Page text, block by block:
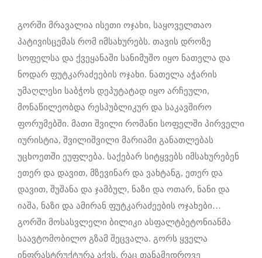
გორში მრავალია ისეთი ოჯახი, საყოველთაო
პატივისცემას რომ იმსახურებს. თავის დროზე
სოფელსა და ქვეყანაში სანიმუშო იყო ნათელა და
ნოდარ ფუტკარაძეების ოჯახი. ნათელა აჭარის
უმაღლესი საბჭოს დეპუტატად იყო არჩეული,
მონაწილეობდა რესპუბლიკურ და საკავშირო
ფორუმებში. მათი შვილი რომანი სოფელში პირველი
იურისტია, შვილიშვილი მარიამი განათლებას
უცხოეთში ეუფლება. საქებარ სიტყვებს იმსახურებენ
ეთერ და დავით, მზევინარ და ვახტანგ, ეთერ და
დავით, შუშანა და ჯამბულ, ნაზი და ოთარ, ნანი და
იაშა, ნაზი და ამირან ფუტკარაძეების ოჯახები…
გორში მოსასვლელი ბილიკი ასფალტბეტონიანმა
საავტომობილო გზამ შეცვალა. გორს ყველა
ინფრასტრუქტურა აქვს, რაც თანამედროვე